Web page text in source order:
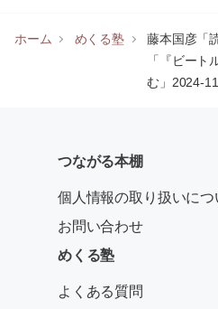
ホーム めくる塾
藤本国彦「
「『ビート
む」2024-
つながる本棚
個人情報の取り扱いにつ
お問い合わせ
めくる塾
よくある質問